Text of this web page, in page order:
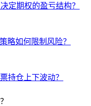
定期权的盈亏结构？
略如何限制风险？
持仓上下波动？